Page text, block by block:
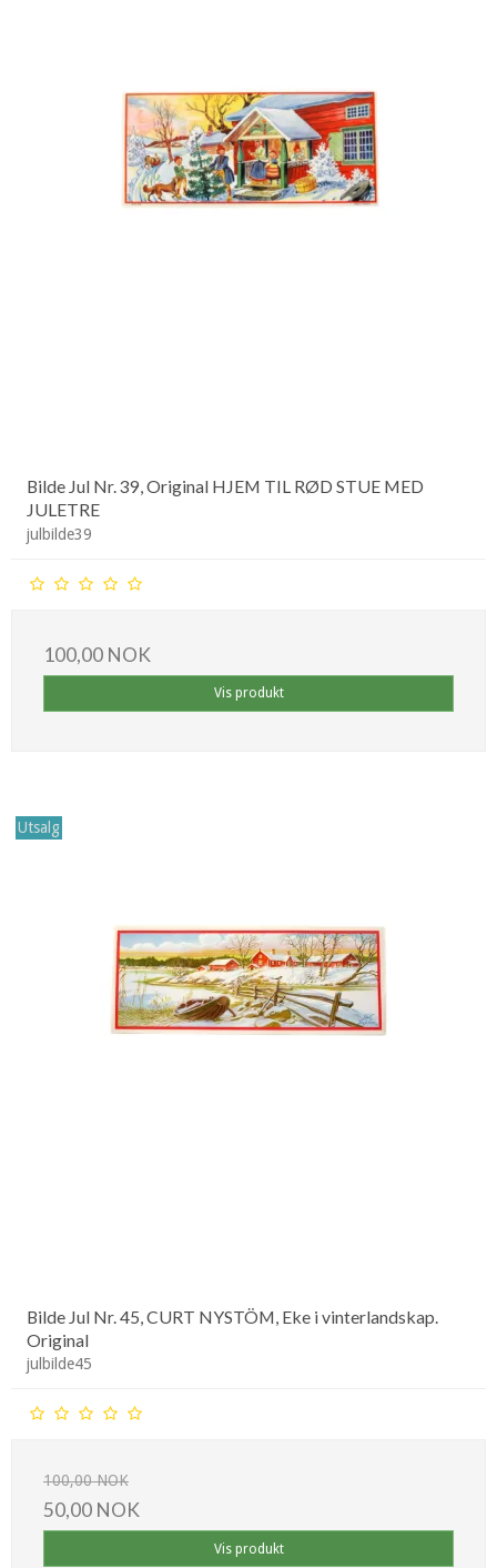
Bilde Jul Nr. 39, Original HJEM TIL RØD STUE MED
JULETRE
julbilde39
100,00 NOK
Vis produkt
Utsalg
Bilde Jul Nr. 45, CURT NYSTÖM, Eke i vinterlandskap.
Original
julbilde45
100,00 NOK
50,00 NOK
Vis produkt